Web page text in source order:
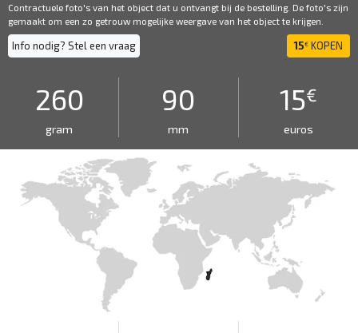
Contractuele foto's van het object dat u ontvangt bij de bestelling. De foto's zijn
gemaakt om een ​​zo getrouw mogelijke weergave van het object te krijgen.
Info nodig? Stel een vraag 15€ KOPEN
260
gram
90
mm
15€
euros